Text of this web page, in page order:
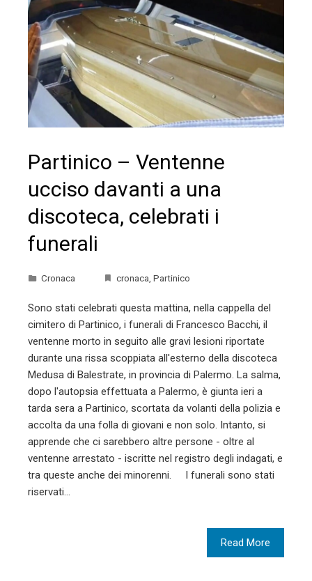
Partinico – Ventenne
ucciso davanti a una
discoteca, celebrati i
funerali
Cronaca cronaca Partinico
Sono stati celebrati questa mattina, nella cappella del
cimitero di Partinico, i funerali di Francesco Bacchi, il
ventenne morto in seguito alle gravi lesioni riportate
durante una rissa scoppiata all'esterno della discoteca
Medusa di Balestrate, in provincia di Palermo. La salma,
dopo l'autopsia effettuata a Palermo, è giunta ieri a
tarda sera a Partinico, scortata da volanti della polizia e
accolta da una folla di giovani e non solo. Intanto, si
apprende che ci sarebbero altre persone - oltre al
ventenne arrestato - iscritte nel registro degli indagati, e
tra queste anche dei minorenni. I funerali sono stati
riservati…
Read More